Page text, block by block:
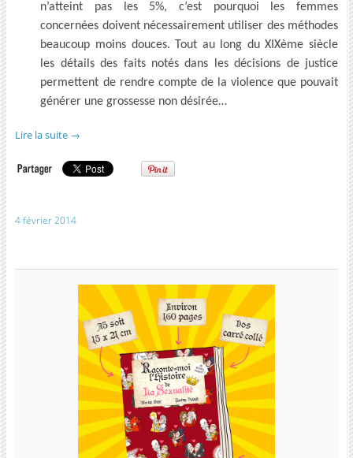
n’atteint pas les 5%, c’est pourquoi les femmes
concernées doivent nécessairement utiliser des méthodes
beaucoup moins douces. Tout au long du XIXème siècle
les détails des faits notés dans les décisions de justice
permettent de rendre compte de la violence que pouvait
générer une grossesse non désirée…
Lire la suite →
4 février 2014